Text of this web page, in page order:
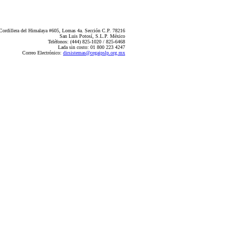
del Himalaya #605, Lomas 4a. Sección C.P. 78216
San Luis Potosí, S.L.P. México
Teléfonos: (444) 825-1020 / 825-6468
Lada sin costo: 01 800 223 4247
Correo Electrónico: dirsistemas@cegaipslp.org.mx